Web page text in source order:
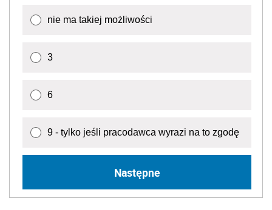
nie ma takiej możliwości
3
6
9 - tylko jeśli pracodawca wyrazi na to zgodę
Następne